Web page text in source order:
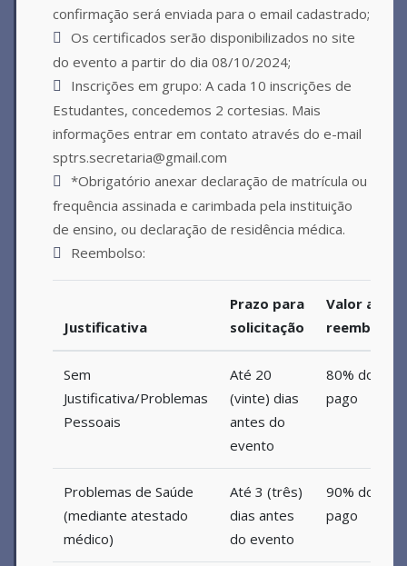
confirmação será enviada para o email cadastrado;
Os certificados serão disponibilizados no site
do evento a partir do dia 08/10/2024;
Inscrições em grupo: A cada 10 inscrições de
Estudantes, concedemos 2 cortesias. Mais
informações entrar em contato através do e-mail
sptrs.secretaria@gmail.com
*Obrigatório anexar declaração de matrícula ou
frequência assinada e carimbada pela instituição
de ensino, ou declaração de residência médica.
Reembolso:
Justificativa
Prazo para
solicitação
Valor a ser
Sem
Justificativa/Problemas
Pessoais
Até 20
(vinte) dias
antes do
evento
80% do
pago
Problemas de Saúde
(mediante atestado
médico)
Até 3 (três)
dias antes
do evento
90% do
pago